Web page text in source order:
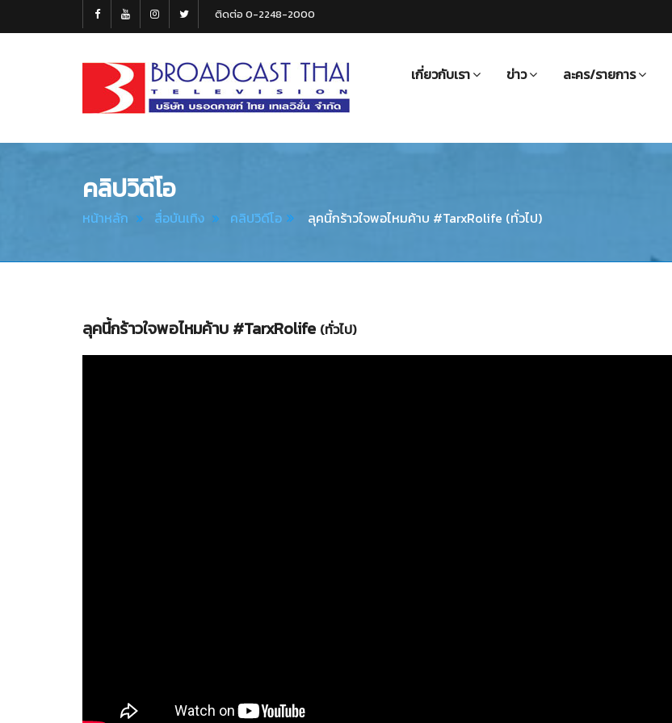
ติดต่อ 0-2248-2000
Thai
เกี่ยวกับเรา ข่าว ละคร/รายการ
คลิปวิดีโอ
หน้าหลัก สื่อบันเทิง คลิปวิดีโอ ลุคนี้กร้าวใจพอไหมค้าบ #TarxRolife (ทั่วไป)
ลุคนี้กร้าวใจพอไหมค้าบ #TarxRolife (ทั่วไป)